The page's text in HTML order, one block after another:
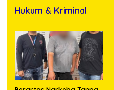
Hukum & Kriminal